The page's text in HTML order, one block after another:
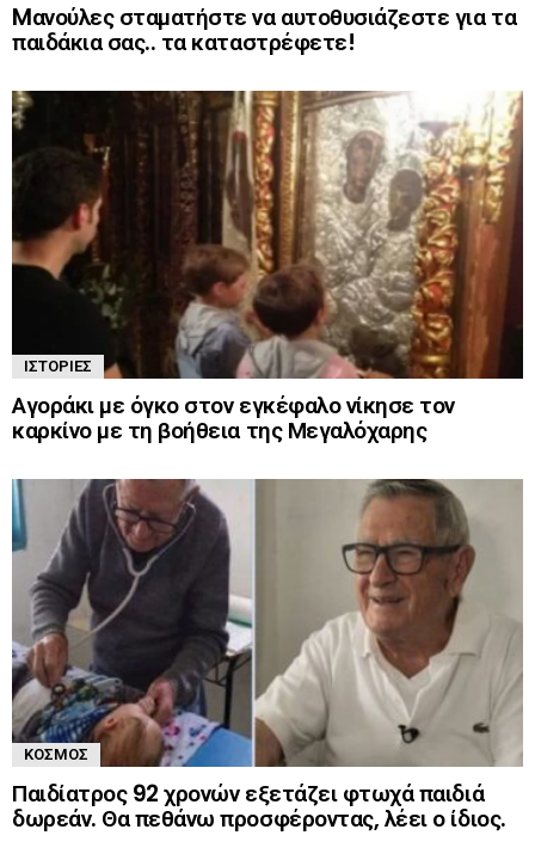
Mανούλες σταματήστε να αυτοθυσιάζεστε για τα
παιδάκια σας.. τα καταστρέφετε!
ΙΣΤΟΡΊΕΣ
Αγοράκι με όγκο στον εγκέφαλο νίκησε τον
καρκίνο με τη βοήθεια της Μεγαλόχαρης
ΚΌΣΜΟΣ
Παιδίατρος 92 χρονών εξετάζει φτωχά παιδιά
δωρεάν. Θα πεθάνω προσφέροντας, λέει ο ίδιος.